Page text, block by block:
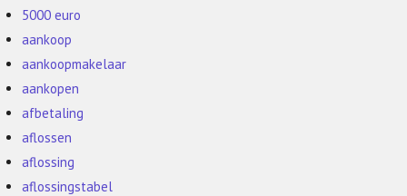
5000 euro
aankoop
aankoopmakelaar
aankopen
afbetaling
aflossen
aflossing
aflossingstabel